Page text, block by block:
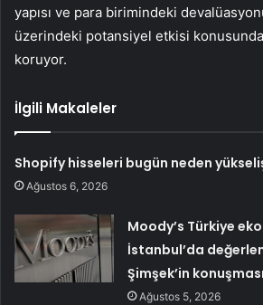
yapısı ve para birimindeki
üzerindeki potansiyel etkisi
koruyor.
İlgili Makaleler
Shopify hisseleri bugün neden
Ağustos 6, 2026
Moody’s Türkiye
İstanbul’da
Şimşek’in
Ağustos 5, 2026